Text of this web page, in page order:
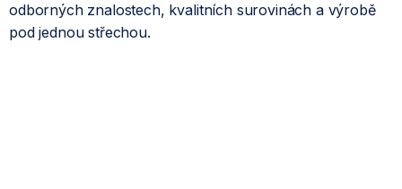
odborných znalostech, kvalitních surovinách a výrobě
pod jednou střechou.